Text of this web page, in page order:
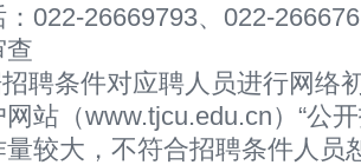
022-26669793、022-
查
聘条件对应聘人员进行网络
站（www.tjcu.edu.cn）“公
较大，不符合招聘条件人员